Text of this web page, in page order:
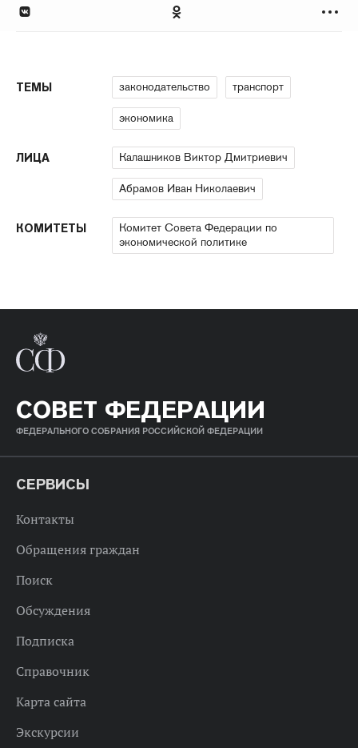
ТЕМЫ законодательство транспорт
экономика
ЛИЦА Калашников Виктор Дмитриевич
Абрамов Иван Николаевич
КОМИТЕТЫ
Комитет Совета Федерации по
экономической политике
СОВЕТ ФЕДЕРАЦИИ
ФЕДЕРАЛЬНОГО СОБРАНИЯ РОССИЙСКОЙ ФЕДЕРАЦИИ
СЕРВИСЫ
Контакты
Обращения граждан
Поиск
Обсуждения
Подписка
Справочник
Карта сайта
Экскурсии